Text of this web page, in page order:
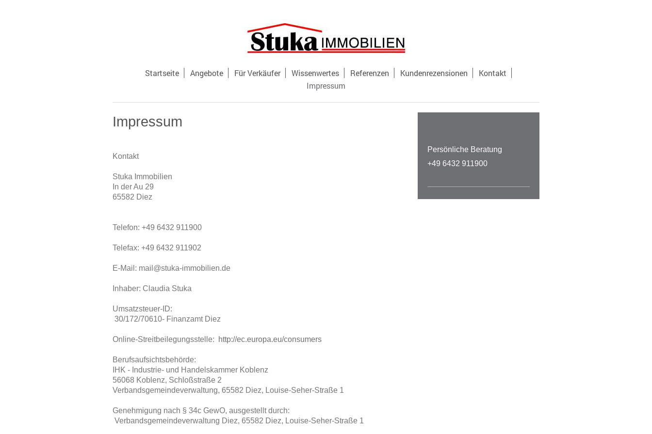
Startseite Angebote Für Verkäufer Wissenwertes Referenzen Kundenrezensionen
Kontakt
Impressum
Impressum
Kontakt
Stuka Immobilien
In der Au 29
65582 Diez
Telefon: +49 6432 911900
Telefax: +49 6432 911902
E-Mail: mail@stuka-immobilien.de
Inhaber: Claudia Stuka
Umsatzsteuer-ID:
30/172/70610- Finanzamt Diez
Online-Streitbeilegungsstelle: http://ec.europa.eu/consumers
Berufsaufsichtsbehörde:
IHK - Industrie- und Handelskammer Koblenz
56068 Koblenz, Schloßstraße 2
Verbandsgemeindeverwaltung, 65582 Diez, Louise-Seher-Straße 1
Genehmigung nach § 34c GewO, ausgestellt durch:
Verbandsgemeindeverwaltung Diez, 65582 Diez, Louise-Seher-Straße 1
Persönliche Beratung
+49 6432 911900